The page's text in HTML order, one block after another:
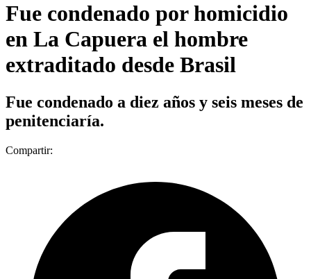
Fue condenado por homicidio
en La Capuera el hombre
extraditado desde Brasil
Fue condenado a diez años y seis meses de
penitenciaría.
Compartir: